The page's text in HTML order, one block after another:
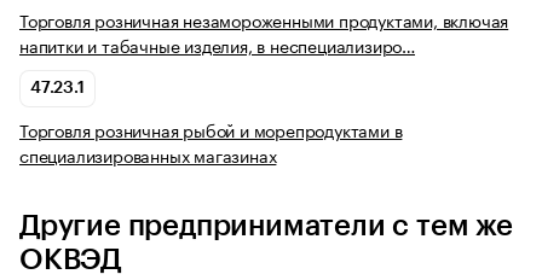
Торговля розничная незамороженными продуктами, включая
напитки и табачные изделия, в неспециализиро…
47.23.1
Торговля розничная рыбой и морепродуктами в
специализированных магазинах
Другие предприниматели с тем же
ОКВЭД